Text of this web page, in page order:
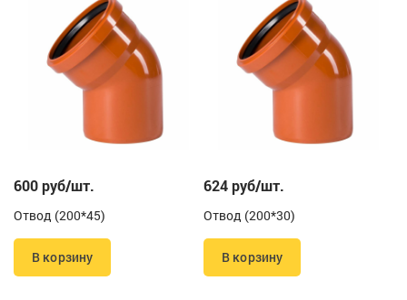
600 руб/шт.
Отвод (200*45)
В корзину
624 руб/шт.
Отвод (200*30)
В корзину